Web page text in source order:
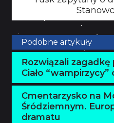
Podobne artykuły
Rozwiązali
Ciało
Cmentarzysko na
Śródziemnym.
dramatu